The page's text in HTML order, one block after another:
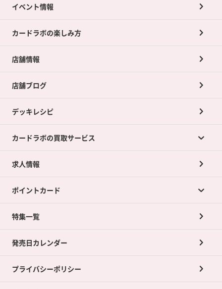
イベント情報
カードラボの楽しみ方
店舗情報
店舗ブログ
デッキレシピ
カードラボの買取サービス
カードラボの買取サービスTOP
店舗買取について
ネット買取について
買取承諾書について
求人情報
ポイントカード
ポイントカードTOP
ポイント交換景品
特集一覧
発売日カレンダー
プライバシーポリシー